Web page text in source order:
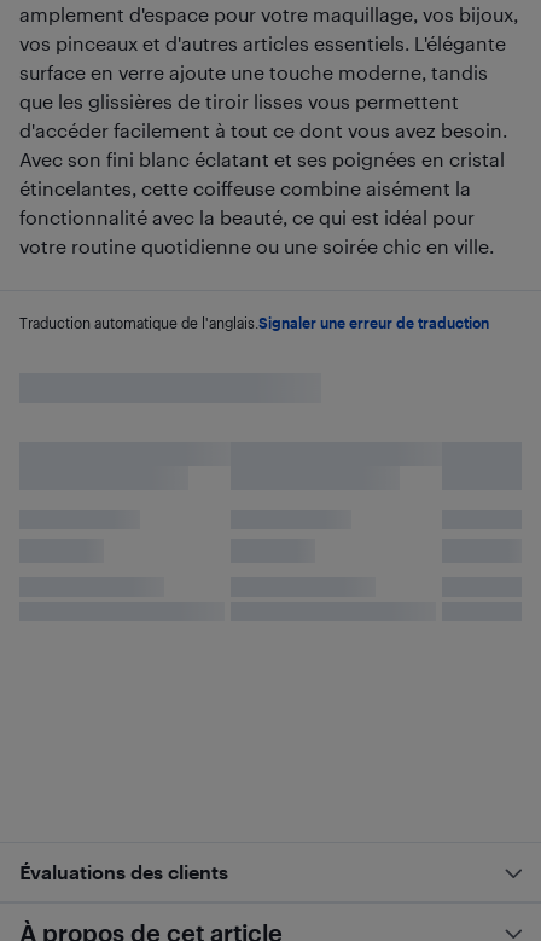
amplement d'espace pour votre maquillage, vos bijoux,
vos pinceaux et d'autres articles essentiels. L'élégante
surface en verre ajoute une touche moderne, tandis
que les glissières de tiroir lisses vous permettent
d'accéder facilement à tout ce dont vous avez besoin.
Avec son fini blanc éclatant et ses poignées en cristal
étincelantes, cette coiffeuse combine aisément la
fonctionnalité avec la beauté, ce qui est idéal pour
votre routine quotidienne ou une soirée chic en ville.
Traduction automatique de l'anglais. Signaler une erreur de traduction
Évaluations des clients
À propos de cet article